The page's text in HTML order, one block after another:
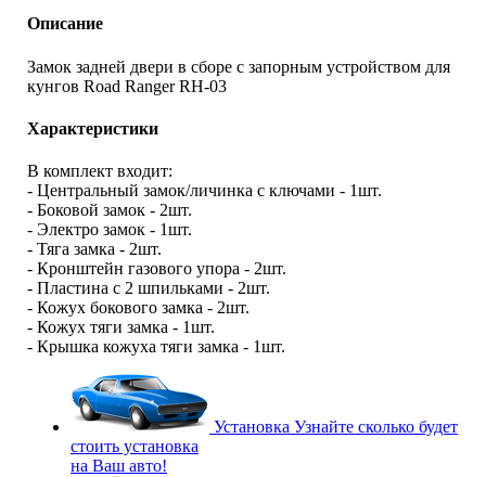
Описание
Замок задней двери в сборе с запорным устройством для
кунгов Road Ranger RH-03
Характеристики
В комплект входит:
- Центральный замок/личинка с ключами - 1шт.
- Боковой замок - 2шт.
- Электро замок - 1шт.
- Тяга замка - 2шт.
- Кронштейн газового упора - 2шт.
- Пластина с 2 шпильками - 2шт.
- Кожух бокового замка - 2шт.
- Кожух тяги замка - 1шт.
- Крышка кожуха тяги замка - 1шт.
Установка Узнайте сколько будет
стоить установка
на Ваш авто!